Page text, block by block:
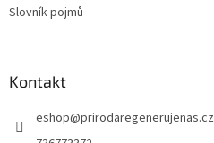
Slovník pojmů
Kontakt
eshop@prirodaregenerujenas.cz